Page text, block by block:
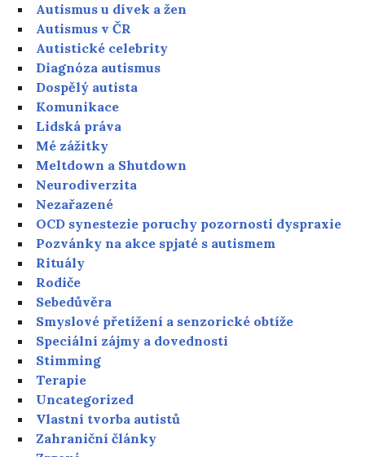
Autismus u dívek a žen
Autismus v ČR
Autistické celebrity
Diagnóza autismus
Dospělý autista
Komunikace
Lidská práva
Mé zážitky
Meltdown a Shutdown
Neurodiverzita
Nezařazené
OCD synestezie poruchy pozornosti dyspraxie
Pozvánky na akce spjaté s autismem
Rituály
Rodiče
Sebedůvěra
Smyslové přetížení a senzorické obtíže
Speciální zájmy a dovednosti
Stimming
Terapie
Uncategorized
Vlastní tvorba autistů
Zahraniční články